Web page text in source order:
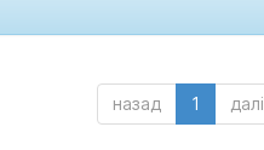
назад 1 далі